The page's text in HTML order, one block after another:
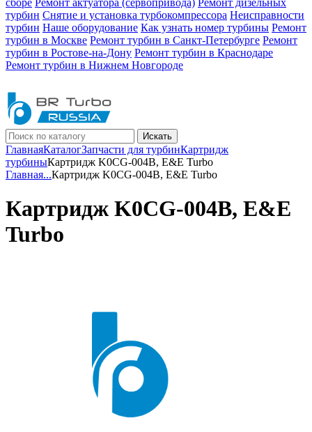
сборе Ремонт актуатора (сервопривода) Ремонт дизельных
турбин Снятие и установка турбокомпрессора Неисправности
турбин Наше оборудование Как узнать номер турбины Ремонт
турбин в Москве Ремонт турбин в Санкт-Петербурге Ремонт
турбин в Ростове-на-Дону Ремонт турбин в Краснодаре
Ремонт турбин в Нижнем Новгороде
Искать
ГлавнаяКаталогЗапчасти для турбинКартридж
турбиныКартридж K0CG-004B, E&E Turbo
Главная...Картридж K0CG-004B, E&E Turbo
Картридж K0CG-004B, E&E
Turbo